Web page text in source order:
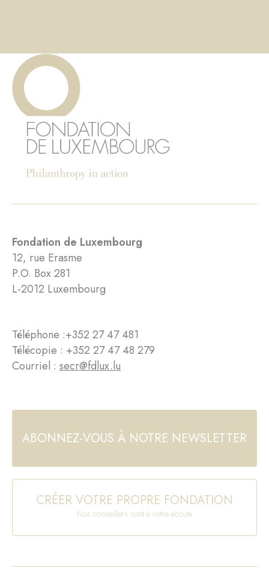
Fondation de Luxembourg
12, rue Erasme
P.O. Box 281
L-2012 Luxembourg
Téléphone :+352 27 47 481
Télécopie : +352 27 47 48 279
Courriel : secr@fdlux.lu
ABONNEZ-VOUS À NOTRE NEWSLETTER
CRÉER VOTRE PROPRE FONDATION
Nos conseillers sont à votre écoute